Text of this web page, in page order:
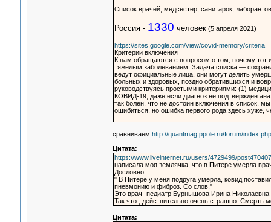
Список врачей, медсестер, санитарок,
Россия - 1330 человек(5 апреля 2021)
https://sites.google.com/view/covid-memory/criteria
Критерии включения
К нам обращаются с вопросом о том, почему тот
тяжелым заболеванием. Задача списка —
ведут официальные лица, они могут делить
больных и здоровых, поздно обратившихся и
руководствуясь простыми критериями: (1)
КОВИД-19, даже если диагноз не подтвержден
так болен, что не достоин включения в список,
ошибиться, но ошибка первого рода здесь хуже,
сравниваем http://quantmag.ppole.ru/forum/
Цитата:
https://www.liveinternet.ru/users/4729499/
написала моя землячка, что в Питере умерла
Дословно:
" В Питере у меня подруга умерла, ковид
пневмонию и фиброз. Со слов."
Это врач- педиатр Бурнышова Ирина Николаевна
Так что , действительно очень страшно. Смерть
Цитата: